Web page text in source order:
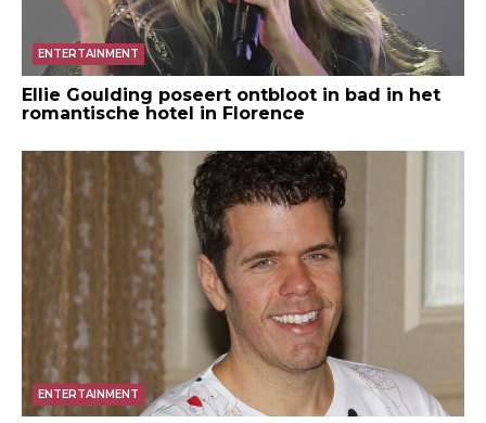
ENTERTAINMENT
Ellie Goulding poseert ontbloot in bad in het
romantische hotel in Florence
ENTERTAINMENT